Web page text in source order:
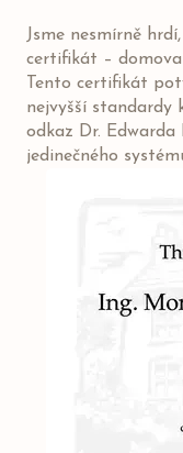
Jsme nesmírně
certifikát – domova
Tento certifikát
nejvyšší
odkaz Dr.
jedinečného